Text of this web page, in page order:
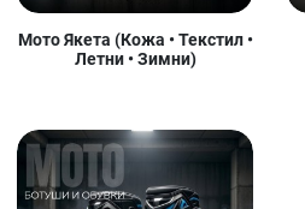
Мото Якета (Кожа • Текстил •
Летни • Зимни)